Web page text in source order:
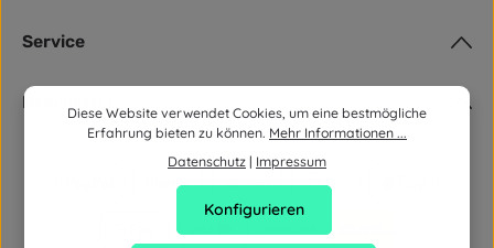
Service
Newsletter
Diese Website verwendet Cookies, um eine bestmögliche
Erfahrung bieten zu können. Mehr Informationen ...
Datenschutz | Impressum
Konfigurieren